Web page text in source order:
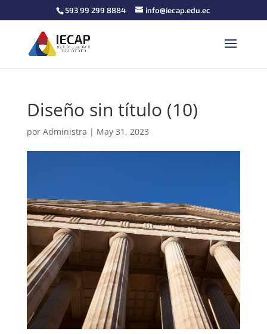
593 99 299 8884 info@iecap.edu.ec
Diseño sin título (10)
por Administra | May 31, 2023